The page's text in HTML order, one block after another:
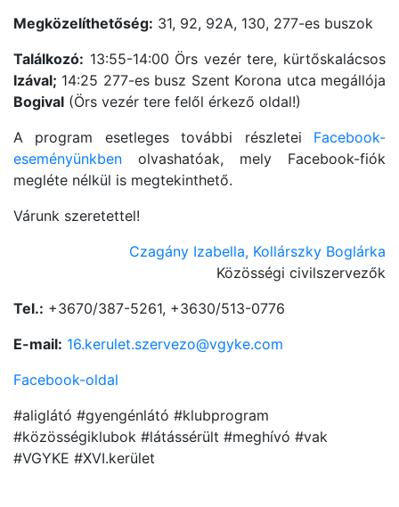
Megközelíthetőség: 31, 92, 92A, 130, 277-es buszok
Találkozó: 13:55-14:00 Örs vezér tere, kürtőskalácsos
Izával; 14:25 277-es busz Szent Korona utca megállója
Bogival (Örs vezér tere felől érkező oldal!)
A program esetleges további részletei Facebook-
eseményünkben olvashatóak, mely Facebook-fiók
megléte nélkül is megtekinthető.
Várunk szeretettel!
Czagány Izabella, Kollárszky Boglárka
Közösségi civilszervezők
Tel.: +3670/387-5261, +3630/513-0776
E-mail: 16.kerulet.szervezo@vgyke.com
Facebook-oldal
#aliglátó #gyengénlátó #klubprogram
#közösségiklubok #látássérült #meghívó #vak
#VGYKE #XVI.kerület